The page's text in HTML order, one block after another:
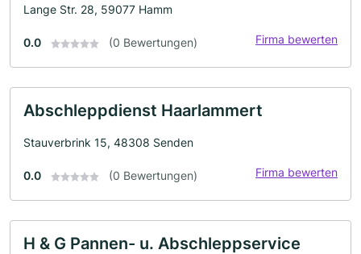
Lange Str. 28, 59077 Hamm
0.0 (0 Bewertungen) Firma bewerten
Abschleppdienst Haarlammert
Stauverbrink 15, 48308 Senden
0.0 (0 Bewertungen) Firma bewerten
H & G Pannen- u. Abschleppservice